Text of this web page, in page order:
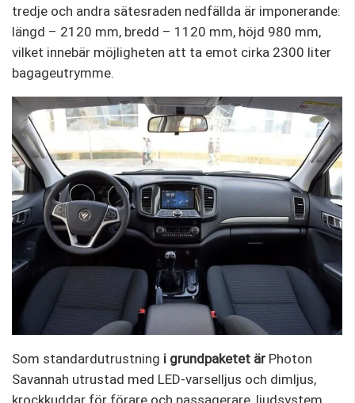
tredje och andra sätesraden nedfällda är imponerande:
längd – 2120 mm, bredd – 1120 mm, höjd 980 mm,
vilket innebär möjligheten att ta emot cirka 2300 liter
bagageutrymme.
Som standardutrustning i grundpaketet är Photon
Savannah utrustad med LED-varselljus och dimljus,
krockkuddar för förare och passagerare, ljudsystem